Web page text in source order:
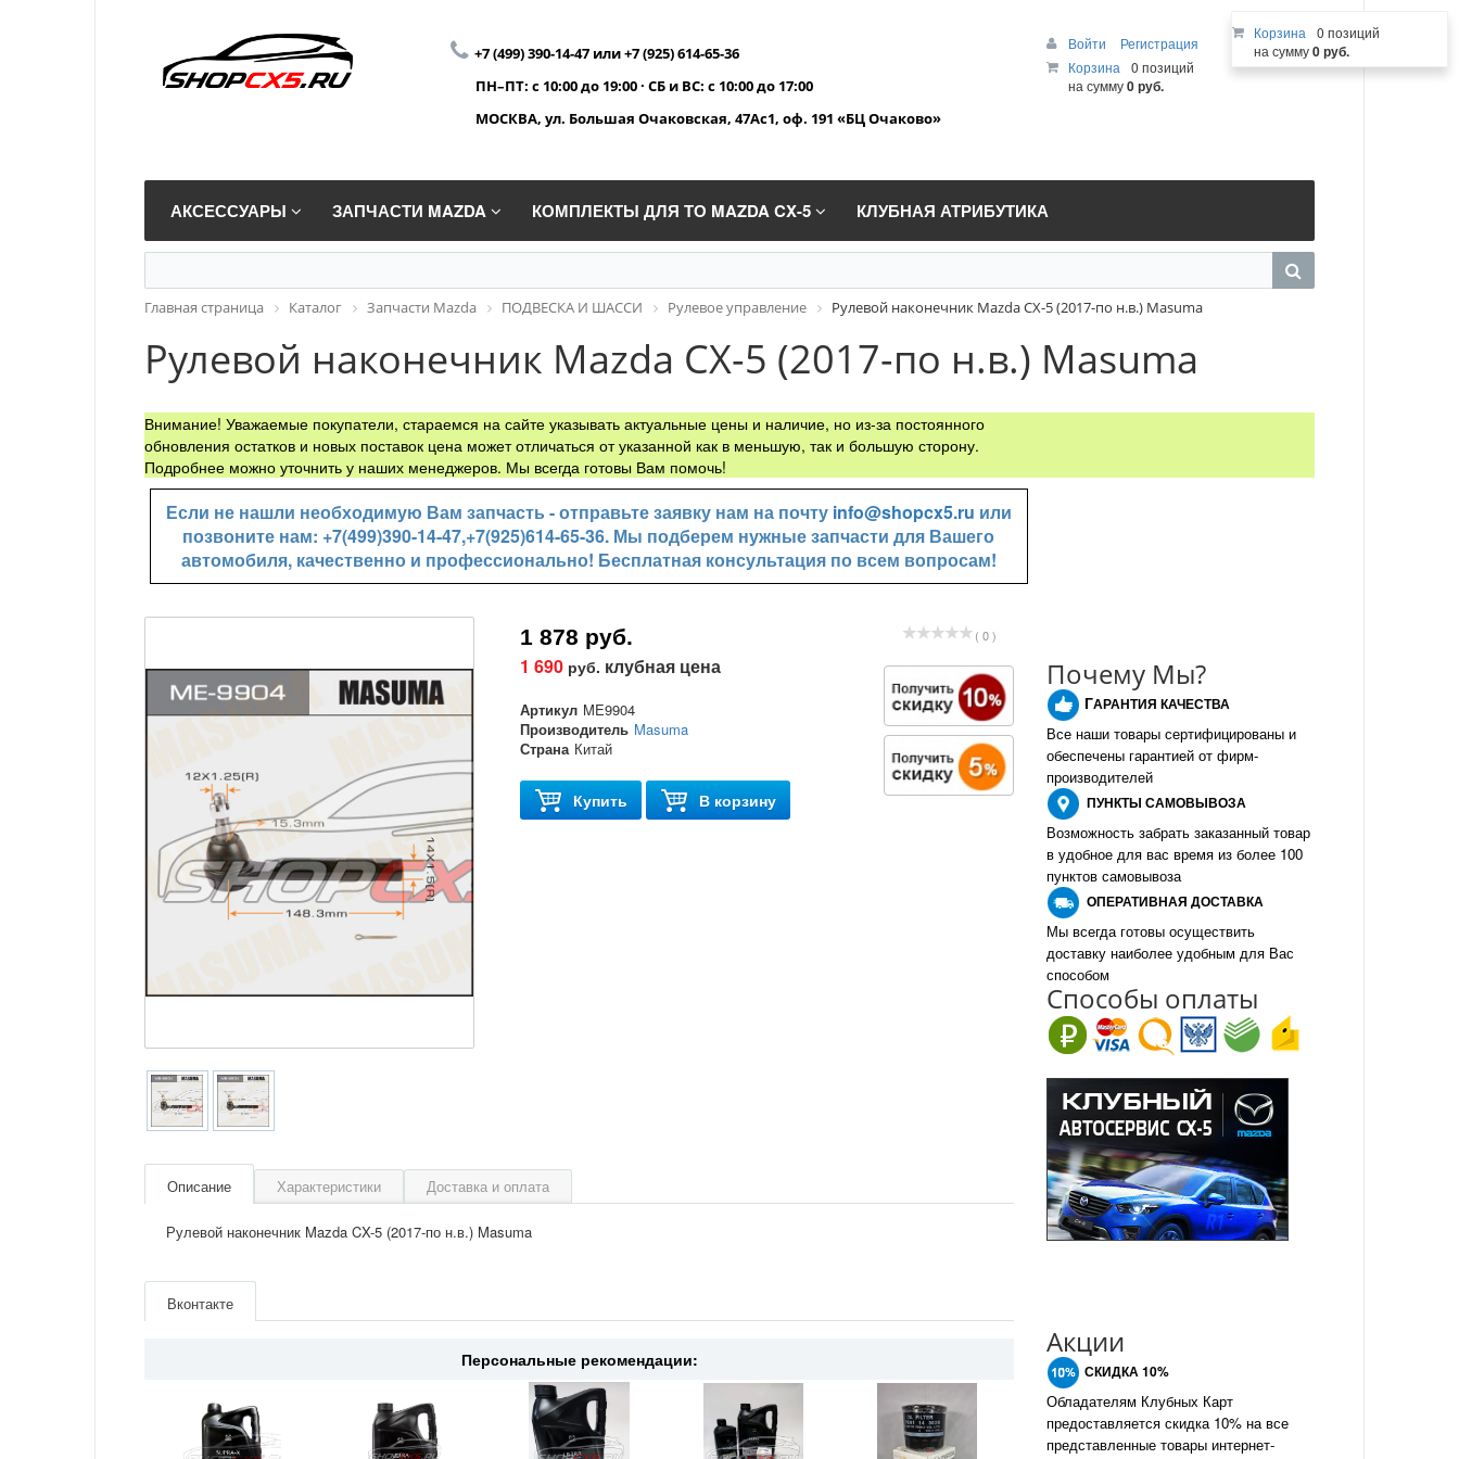
+7 (499) 390-14-47 или +7 (925) 614-65-36
ПН–ПТ: с 10:00 до 19:00 · СБ и ВС: с 10:00 до 17:00
МОСКВА, ул. Большая Очаковская, 47Ас1, оф. 191 «БЦ Очаково»
Войти
Регистрация
Корзина
0 позиций
на сумму0 руб.
АКСЕССУАРЫ ЗАПЧАСТИ MAZDA КОМПЛЕКТЫ ДЛЯ ТО MAZDA CX-5 КЛУБНАЯ АТРИБУТИКА
Главная страница Каталог Запчасти Mazda ПОДВЕСКА И ШАССИ Рулевое управление Рулевой наконечник Mazda CX-5 (2017-по н.в.) Masuma
Рулевой наконечник Mazda CX-5 (2017-по н.в.) Masuma
Внимание! Уважаемые покупатели, стараемся на сайте указывать актуальные цены и наличие, но из-за постоянного
обновления остатков и новых поставок цена может отличаться от указанной как в меньшую, так и большую сторону.
Подробнее можно уточнить у наших менеджеров. Мы всегда готовы Вам помочь!
Если не нашли необходимую Вам запчасть - отправьте заявку нам на почту info@shopcx5.ru или
позвоните нам: +7(499)390-14-47,+7(925)614-65-36. Мы подберем нужные запчасти для Вашего
автомобиля, качественно и профессионально! Бесплатная консультация по всем вопросам!
( 0 )
1 878 руб.
1 690 руб. клубная цена
Артикул ME9904
Производитель Masuma
Страна Китай
Купить В корзину
Описание Характеристики Доставка и оплата
Рулевой наконечник Mazda CX-5 (2017-по н.в.) Masuma
Страна Китай
Вконтакте
Персональные рекомендации:
Почему Мы?
ГАРАНТИЯ КАЧЕСТВА
Все наши товары сертифицированы и
обеспечены гарантией от фирм-
производителей
ПУНКТЫ САМОВЫВОЗА
Возможность забрать заказанный товар
в удобное для вас время из более 100
пунктов самовывоза
ОПЕРАТИВНАЯ ДОСТАВКА
Мы всегда готовы осуществить
доставку наиболее удобным для Вас
способом
Способы оплаты
Корзина
0 позиций
на сумму0 руб.
Акции
СКИДКА 10%
Обладателям Клубных Карт
предоставляется скидка 10% на все
представленные товары интернет-